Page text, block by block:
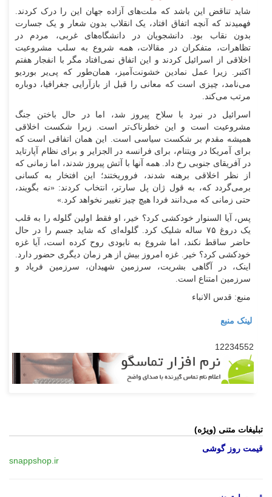
شاید تناقض این باشد که ملت‌های آزاده جهان این را درک کردند.
فهمیدند که آنچه اتفاق افتاد، یک انقلاب بدون شعار و یک جسارت
بدون نقاب بود. دانشجویان در دانشگاه‌های غربی، مردم در
تظاهرات، متفکران در مقالات، همه شروع به سلب مشروعیت
اخلاقی از اسرائیل کردند و این اتفاق نمی‌افتاد مگر با انفجار هفتم
اکتبر. زیرا عمل نمادین خشونت‌آمیز، همان‌طور که پی‌یر بوردیو
می‌نامد، چیزی است که معانی را قبل از بازآرایی جغرافیا، دوباره
مرتب می‌کند.
اسرائیل در نبرد با سلاح پیروز شد، اما در حال باختن جنگ
مشروعیت است و این خطرناک‌تر است. زیرا شکست اخلاقی
همیشه مقدم بر شکست سیاسی است. این همان اتفاقی است که
برای آمریکا در ویتنام، برای فرانسه در الجزایر و برای نظام آپارتاید
در آفریقای جنوبی رخ داد. همه آنها با آتش پیروز شدند، اما زمانی که
از نظر اخلاقی برهنه شدند، فروریختند؛ این افتخار به کسانی
برمی‌گردد که، به قول ژان پل سارتر، انتخاب کردند: «نه بگویند،
حتی زمانی که می‌دانند فردا هیچ چیز تغییر نخواهد کرد.»
پس، آیا السنوار خودکشی کرد؟ خیر، او فقط اولین گلوله را به قلب
یک دروغ ۷۵ ساله شلیک کرد. گلوله‌ای که شاید جسم را در حال
حاضر ساقط نکند، اما شروع به نابودی روح کرده است، آیا غزه
خودکشی کرد؟ خیر. غزه امروز بیش از هر زمان دیگری حضور دارد.
اینک، در آگاهی بشریت، سرزمین شهیدان، سرزمین فریاد و
سرزمین امتناع است.
منبع: قدس الانباء
لینک منبع
12234552
تبلیغات متنی (ویژه)
قیمت روز گوشی
snappshop.ir